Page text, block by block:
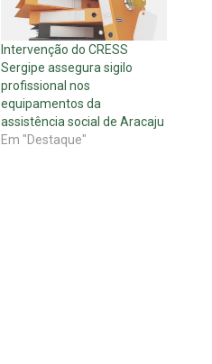
Intervenção do CRESS
Sergipe assegura sigilo
profissional nos
equipamentos da
assistência social de Aracaju
Em "Destaque"